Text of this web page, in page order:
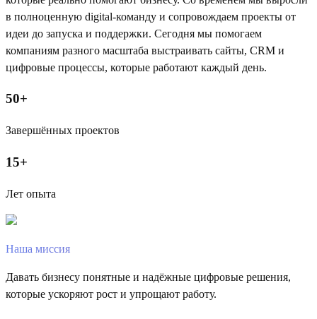
в полноценную digital-команду и сопровождаем проекты от
идеи до запуска и поддержки. Сегодня мы помогаем
компаниям разного масштаба выстраивать сайты, CRM и
цифровые процессы, которые работают каждый день.
50+
Завершённых проектов
15+
Лет опыта
Наша миссия
Давать бизнесу понятные и надёжные цифровые решения,
которые ускоряют рост и упрощают работу.